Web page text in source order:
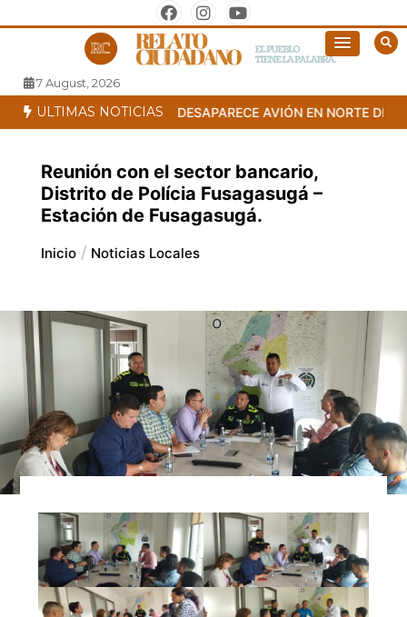
al
Relato Ciudadano
El pueblo tiene la palabra
7 August, 2026
ULTIMAS NOTICIAS
LA REPÚBLICA 2026 DESAPARECE AVIÓN EN NORTE DE
Reunión con el sector bancario,
Distrito de Polícia Fusagasugá –
Estación de Fusagasugá.
Inicio Noticias Locales